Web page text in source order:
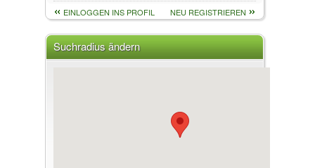
EINLOGGEN INS PROFIL NEU REGISTRIEREN
Suchradius ändern